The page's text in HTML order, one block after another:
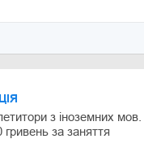
з іноземних мов.
гривень за заняття